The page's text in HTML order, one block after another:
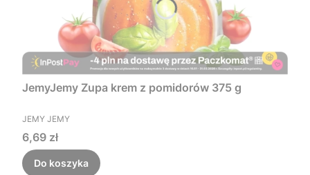
JemyJemy Zupa krem z pomidorów 375 g
PRODUCENT
JEMY JEMY
Cena
6,69 zł
Do koszyka